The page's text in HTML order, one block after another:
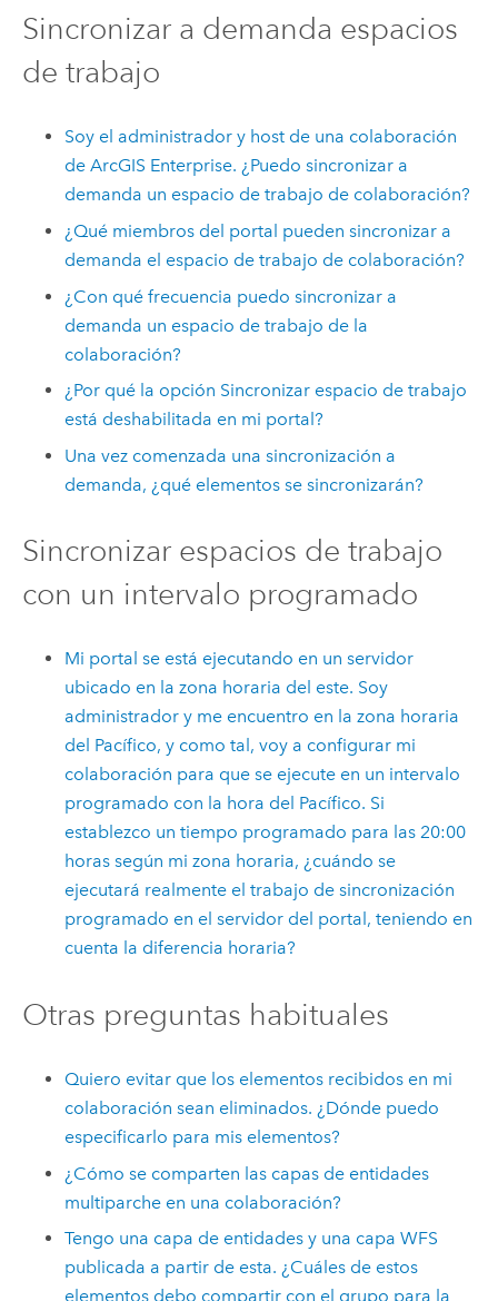
Sincronizar a demanda espacios
de trabajo
Soy el administrador y host de una colaboración
deArcGIS Enterprise. ¿Puedo sincronizar a
demanda un espacio de trabajo de colaboración?
¿Qué miembros del portal pueden sincronizar a
demanda el espacio de trabajo de colaboración?
¿Con qué frecuencia puedo sincronizar a
demanda un espacio de trabajo de la
colaboración?
¿Por qué la opción Sincronizar espacio de trabajo
está deshabilitada en mi portal?
Una vez comenzada una sincronización a
demanda, ¿qué elementos se sincronizarán?
Sincronizar espacios de trabajo
con un intervalo programado
Mi portal se está ejecutando en un servidor
ubicado en la zona horaria del este. Soy
administrador y me encuentro en la zona horaria
del Pacífico, y como tal, voy a configurar mi
colaboración para que se ejecute en un intervalo
programado con la hora del Pacífico. Si
establezco un tiempo programado para las 20:00
horas según mi zona horaria, ¿cuándo se
ejecutará realmente el trabajo de sincronización
programado en el servidor del portal, teniendo en
cuenta la diferencia horaria?
Otras preguntas habituales
Quiero evitar que los elementos recibidos en mi
colaboración sean eliminados. ¿Dónde puedo
especificarlo para mis elementos?
¿Cómo se comparten las capas de entidades
multiparche en una colaboración?
Tengo una capa de entidades y una capa WFS
publicada a partir de esta. ¿Cuáles de estos
elementos debo compartir con el grupo para la